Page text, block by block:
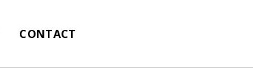
CONTACT